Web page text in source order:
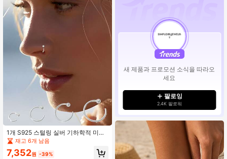
1개 S925 스털링 실버 기하학적 미니
멀리스트 코걸이, 6mm, 8mm, 10mm,
12mm 사이즈로 제공. 이 다재다능하
고 실용적인 귀걸이는 엄마, 여자친구
재고 6개 남음
7,352원 -39%
새 제품과 프로모션 소식을 따라오
세요
팔로잉
2.4K 팔로워